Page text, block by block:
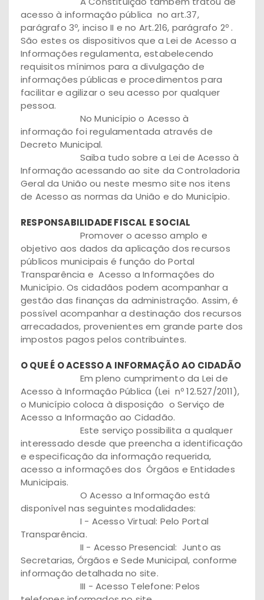
acesso à informação pública no art.37,
parágrafo 3º, inciso II e no Art.216, parágrafo 2º .
São estes os dispositivos que a Lei de Acesso a
Informações regulamenta, estabelecendo
requisitos mínimos para a divulgação de
informações públicas e procedimentos para
facilitar e agilizar o seu acesso por qualquer
pessoa.
No Município o Acesso à
informação foi regulamentada através de
Decreto Municipal.
Saiba tudo sobre a Lei de Acesso à
Informação acessando ao site da Controladoria
Geral da União ou neste mesmo site nos itens
de Acesso as normas da União e do Município.
RESPONSABILIDADE FISCAL E SOCIAL
Promover o acesso amplo e
objetivo aos dados da aplicação dos recursos
públicos municipais é função do Portal
Transparência e Acesso a Informações do
Município. Os cidadãos podem acompanhar a
gestão das finanças da administração. Assim, é
possível acompanhar a destinação dos recursos
arrecadados, provenientes em grande parte dos
impostos pagos pelos contribuintes.
O QUE É O ACESSO A INFORMAÇÃO AO CIDADÃO
Em pleno cumprimento da Lei de
Acesso à Informação Pública (Lei nº 12.527/2011),
o Município coloca à disposição o Serviço de
Acesso a Informação ao Cidadão.
Este serviço possibilita a qualquer
interessado desde que preencha a identificação
e especificação da informação requerida,
acesso a informações dos Órgãos e Entidades
Municipais.
O Acesso a Informação está
disponível nas seguintes modalidades:
I - Acesso Virtual: Pelo Portal
Transparência.
II - Acesso Presencial: Junto as
Secretarias, Órgãos e Sede Municipal, conforme
informação detalhada no site.
III - Acesso Telefone: Pelos